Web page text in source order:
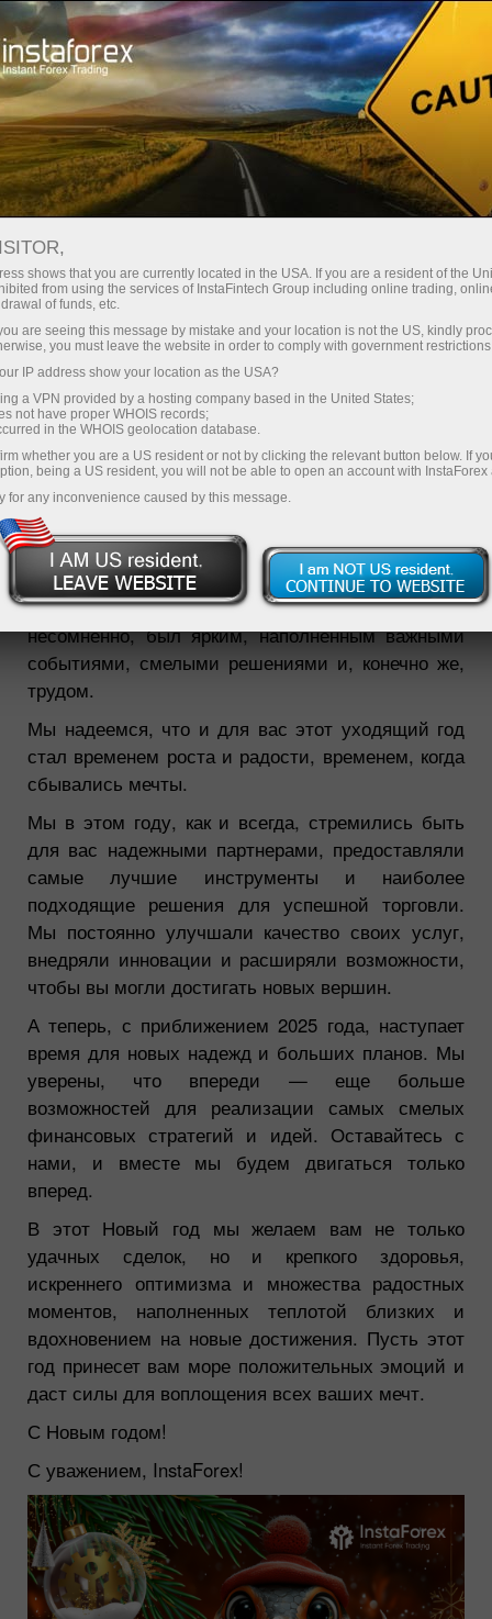
Компания янгиликлари
очиш
очиш
30.12.2024 02:04 PM
Дорогие друзья!
Ну вот и закончился еще один год! Хочется
замедлиться и оглянуться назад. Он,
несомненно, был ярким, наполненным важными
событиями, смелыми решениями и, конечно же,
трудом.
Мы надеемся, что и для вас этот уходящий год
стал временем роста и радости, временем, когда
сбывались мечты.
Мы в этом году, как и всегда, стремились быть
для вас надежными партнерами, предоставляли
самые лучшие инструменты и наиболее
подходящие решения для успешной торговли.
Мы постоянно улучшали качество своих услуг,
внедряли инновации и расширяли возможности,
чтобы вы могли достигать новых вершин.
А теперь, с приближением 2025 года, наступает
время для новых надежд и больших планов. Мы
уверены, что впереди — еще больше
возможностей для реализации самых смелых
финансовых стратегий и идей. Оставайтесь с
нами, и вместе мы будем двигаться только
вперед.
В этот Новый год мы желаем вам не только
удачных сделок, но и крепкого здоровья,
искреннего оптимизма и множества радостных
моментов, наполненных теплотой близких и
вдохновением на новые достижения. Пусть этот
год принесет вам море положительных эмоций и
даст силы для воплощения всех ваших мечт.
С Новым годом!
С уважением, InstaForex!
shows that you are currently located in the USA. If you are a resident of the
from using the services of InstaFintech Group including online trading,
of funds, etc.
are seeing this message by mistake and your location is not the US, kindly
you must leave the website in order to comply with government
IP address show your location as the USA?
a VPN provided by a hosting company based in the United States;
not have proper WHOIS records;
in the WHOIS geolocation database.
whether you are a US resident or not by clicking the relevant button below. If
being a US resident, you will not be able to open an account with InstaForex
for any inconvenience caused by this message.